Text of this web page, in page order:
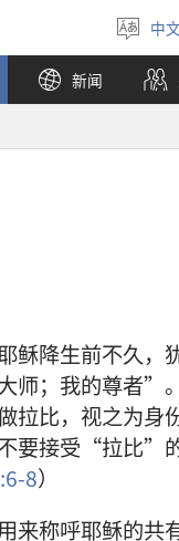
中
新闻
稣降生前不久，
师；我的尊者”
拉比，视之为身
要接受“拉比”
8）
称呼耶稣的共